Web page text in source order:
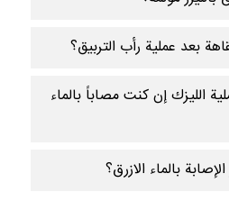
بعد عملية رأب التربيق؟
الليزك إن كنت مصاباً بالماء
بالماء الازرق؟